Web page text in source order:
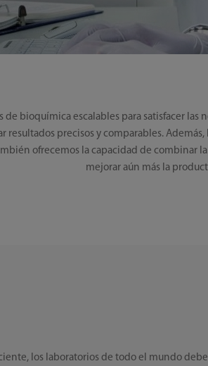
bioquímica escalables para satisfacer
resultados precisos y comparables.
ofrecemos la capacidad de combinar
mejorar aún más la
los laboratorios de todo el mundo